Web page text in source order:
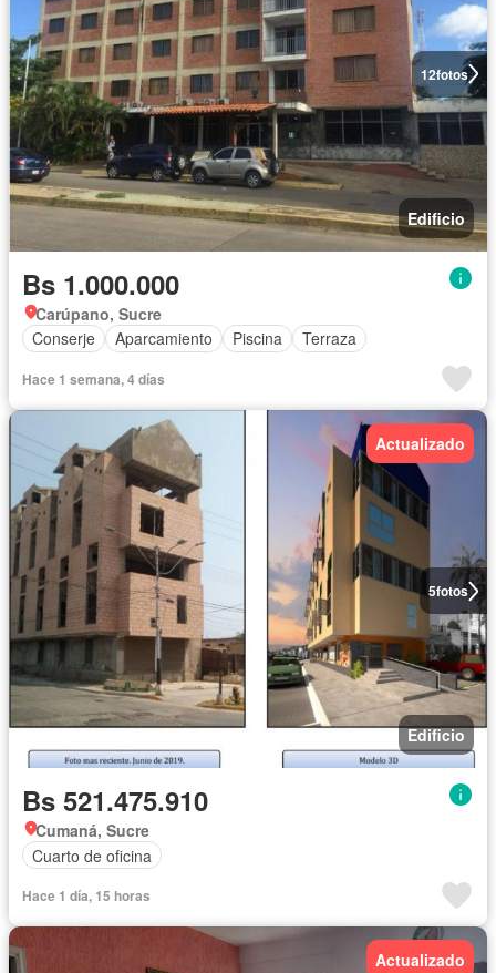
12fotos
Edificio
Bs 1.000.000
Carúpano, Sucre
Conserje
Aparcamiento Piscina Terraza
Hace 1 semana, 4 días
5fotos
Actualizado
Edificio
Bs 521.475.910
Cumaná, Sucre
Cuarto de oficina
Hace 1 día, 15 horas
Actualizado